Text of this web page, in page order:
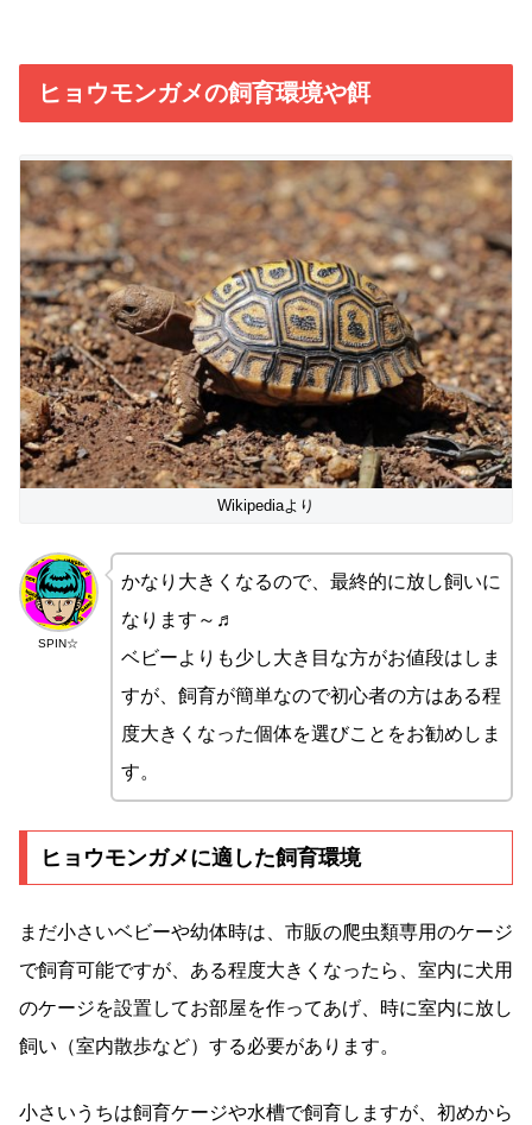
ヒョウモンガメの飼育環境や餌
Wikipediaより
SPIN☆
かなり大きくなるので、最終的に放し飼いに
なります～♬
ベビーよりも少し大き目な方がお値段はしま
すが、飼育が簡単なので初心者の方はある程
度大きくなった個体を選びことをお勧めしま
す。
ヒョウモンガメに適した飼育環境
まだ小さいベビーや幼体時は、市販の爬虫類専用のケージ
で飼育可能ですが、ある程度大きくなったら、室内に犬用
のケージを設置してお部屋を作ってあげ、時に室内に放し
飼い（室内散歩など）する必要があります。
小さいうちは飼育ケージや水槽で飼育しますが、初めから